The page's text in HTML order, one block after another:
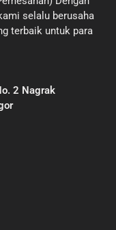
selalu berusaha
terbaik untuk para
2 Nagrak